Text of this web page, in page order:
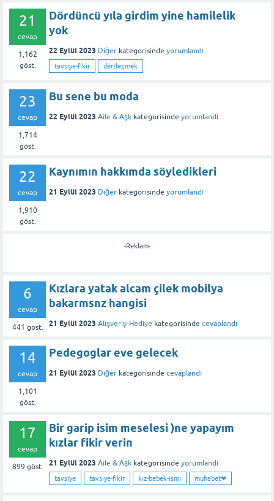
21
cevap
1,162
göst.
Dördüncü yıla girdim yine hamilelik
yok
22 Eylül 2023 Diğer kategorisinde yorumlandı
tavsiye-fikir dertleşmek
23
cevap
1,714
göst.
Bu sene bu moda
22 Eylül 2023 Aile & Aşk kategorisinde yorumlandı
22
cevap
1,910
göst.
Kaynımın hakkımda söyledikleri
21 Eylül 2023 Diğer kategorisinde yorumlandı
-Reklam-
6
cevap
441 göst.
Kızlara yatak alcam çilek mobilya
bakarmsnz hangisi
21 Eylül 2023 Alışveriş-Hediye kategorisinde cevaplandı
14
cevap
1,101
göst.
Pedegoglar eve gelecek
21 Eylül 2023 Diğer kategorisinde cevaplandı
17
cevap
899 göst.
Bir garip isim meselesi )ne yapayım
kızlar fikir verin
21 Eylül 2023 Aile & Aşk kategorisinde yorumlandı
tavsiye tavsiye-fikir kız-bebek-ismi muhabet❤